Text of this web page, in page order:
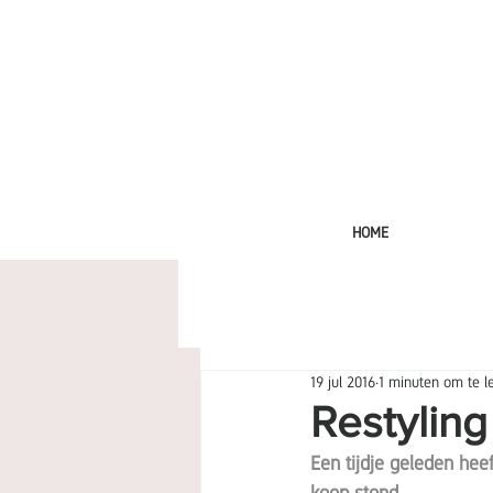
HOME
19 jul 20161 minuten om te
Een tijdje geleden